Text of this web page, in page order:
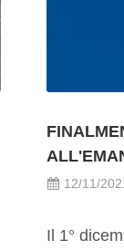
12/11/
Il 1°